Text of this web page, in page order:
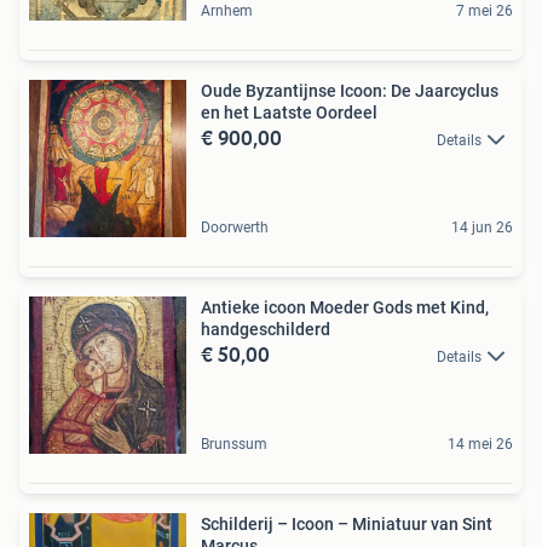
Arnhem 7 mei 26
Oude Byzantijnse Icoon: De Jaarcyclus
en het Laatste Oordeel
€ 900,00 Details
Doorwerth 14 jun 26
Antieke icoon Moeder Gods met Kind,
handgeschilderd
€ 50,00 Details
Brunssum 14 mei 26
Schilderij – Icoon – Miniatuur van Sint